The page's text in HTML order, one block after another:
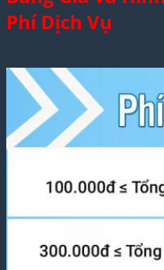
Phí Dịch Vụ